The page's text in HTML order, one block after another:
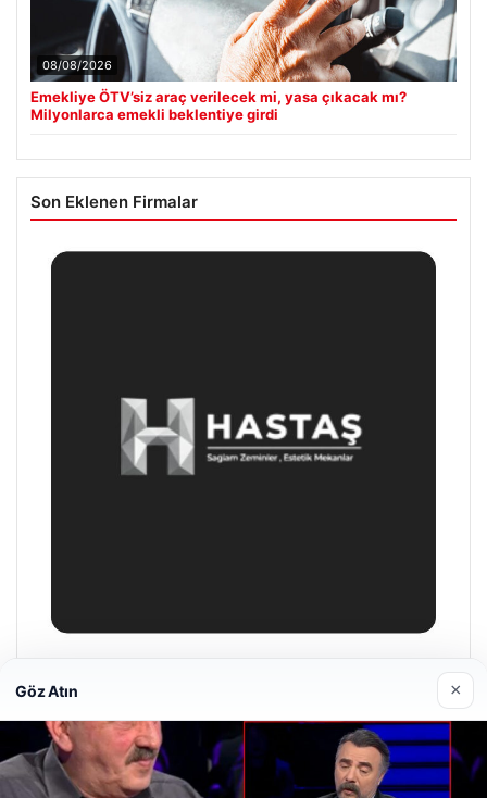
08/08/2026
Emekliye ÖTV’siz araç verilecek mi, yasa çıkacak mı?
Milyonlarca emekli beklentiye girdi
Son Eklenen Firmalar
Göz Atın ×